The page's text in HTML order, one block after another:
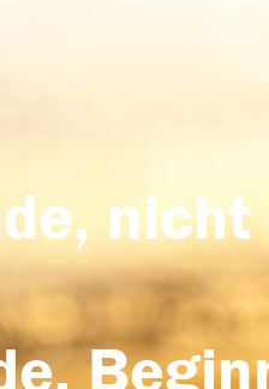
nicht